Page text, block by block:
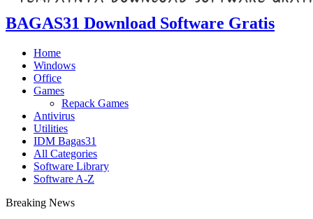
BAGAS31 Download Software Gratis
Home
Windows
Office
Games
Repack Games
Antivirus
Utilities
IDM Bagas31
All Categories
Software Library
Software A-Z
Breaking News